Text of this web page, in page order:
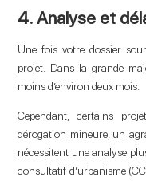
4. Analyse et
Une fois votre dossier
projet. Dans la grande
moins d’environ deux mois.
Cependant, certains
dérogation mineure, un
nécessitent une analyse
consultatif d’urbanisme